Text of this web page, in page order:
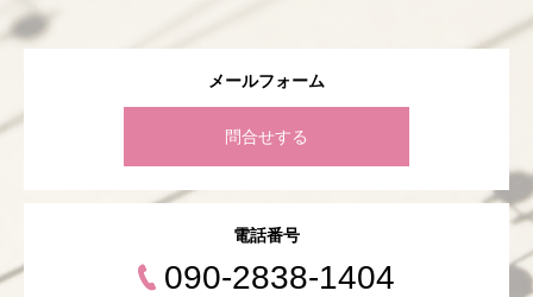
メールフォーム
問合せする
電話番号
090-2838-1404